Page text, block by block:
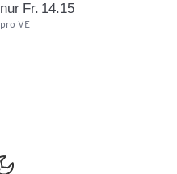
nur Fr. 14.15
pro VE